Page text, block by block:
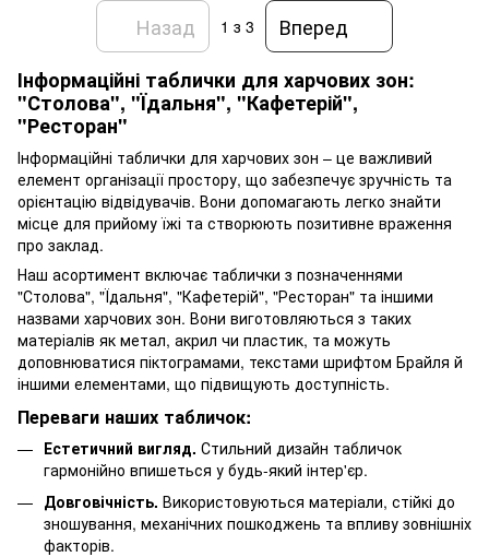
Назад 1 з 3
Вперед
Інформаційні таблички для харчових зон:
"Столова", "Їдальня", "Кафетерій",
"Ресторан"
Інформаційні таблички для харчових зон – це важливий
елемент організації простору, що забезпечує зручність та
орієнтацію відвідувачів. Вони допомагають легко знайти
місце для прийому їжі та створюють позитивне враження
про заклад.
Наш асортимент включає таблички з позначеннями
"Столова", "Їдальня", "Кафетерій", "Ресторан" та іншими
назвами харчових зон. Вони виготовляються з таких
матеріалів як метал, акрил чи пластик, та можуть
доповнюватися піктограмами, текстами шрифтом Брайля й
іншими елементами, що підвищують доступність.
Переваги наших табличок:
Естетичний вигляд. Стильний дизайн табличок
гармонійно впишеться у будь-який інтер'єр.
Довговічність. Використовуються матеріали, стійкі до
зношування, механічних пошкоджень та впливу зовнішніх
факторів.